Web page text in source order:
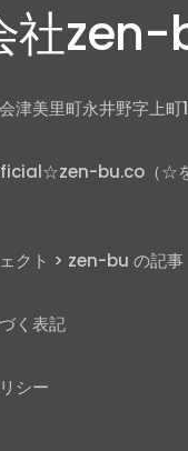
社zen-
津美里町永井野字上町
bu.co（☆
クト > zen-bu の記事
く表記
シー